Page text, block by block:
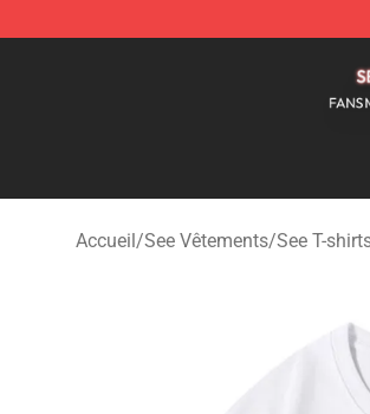
Accueil/See Vêtements/See T-